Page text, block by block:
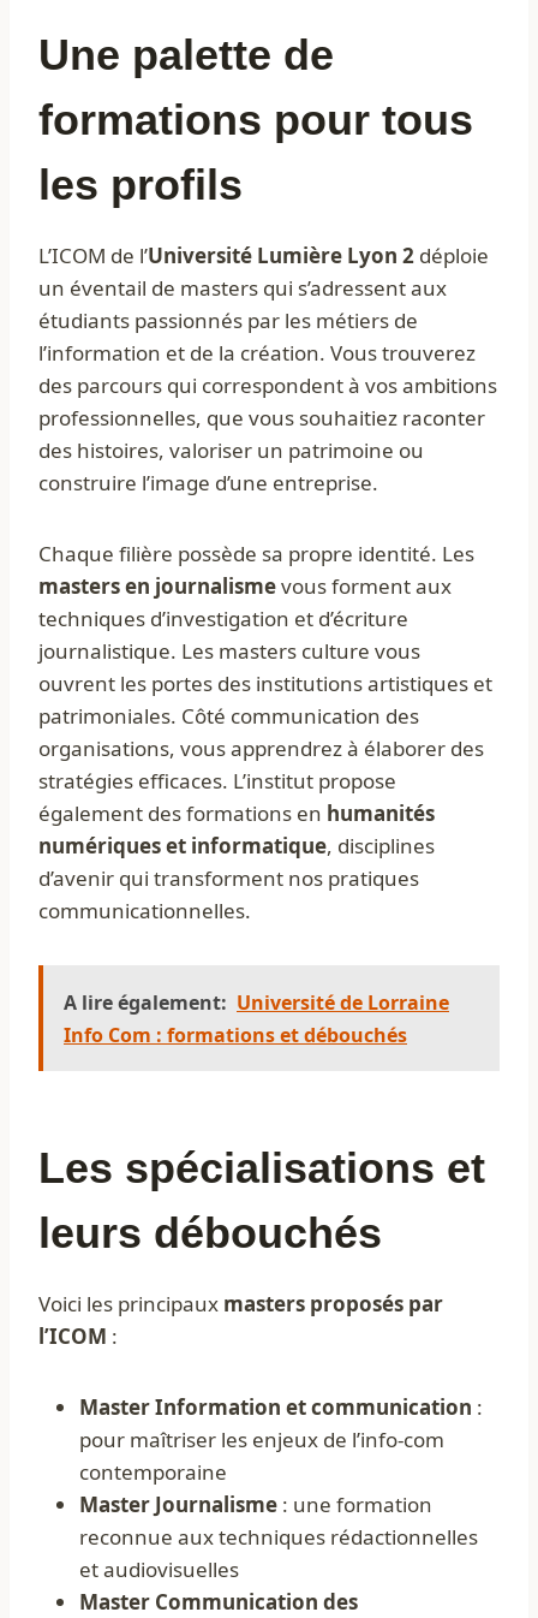
Une palette de
formations pour tous
les profils
L’ICOM de l’Université Lumière Lyon 2 déploie
un éventail de masters qui s’adressent aux
étudiants passionnés par les métiers de
l’information et de la création. Vous trouverez
des parcours qui correspondent à vos ambitions
professionnelles, que vous souhaitiez raconter
des histoires, valoriser un patrimoine ou
construire l’image d’une entreprise.
Chaque filière possède sa propre identité. Les
masters en journalismevous forment aux
techniques d’investigation et d’écriture
journalistique. Les masters culture vous
ouvrent les portes des institutions artistiques et
patrimoniales. Côté communication des
organisations, vous apprendrez à élaborer des
stratégies efficaces. L’institut propose
également des formations en humanités
numériques et informatique, disciplines
d’avenir qui transforment nos pratiques
communicationnelles.
A lire également: Université de Lorraine
Info Com : formations et débouchés
Les spécialisations et
leurs débouchés
Voici les principaux masters proposés par
l’ICOM :
Master Information et communication :
pour maîtriser les enjeux de l’info-com
contemporaine
Master Journalisme : une formation
reconnue aux techniques rédactionnelles
et audiovisuelles
Master Communication des